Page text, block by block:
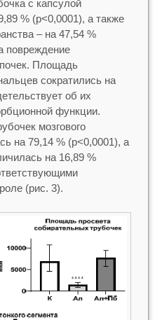
с капсулой
% (р<0,0001), а также
– на 47,54 %
повреждение
Площадь
сократились на
об их
функции.
мозгового
на 79,14 % (р<0,0001), а
на 16,89 %
(рис. 3).